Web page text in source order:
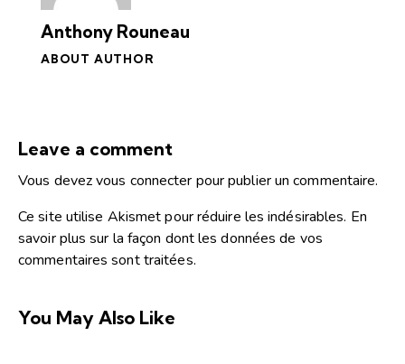
Anthony Rouneau
ABOUT AUTHOR
Leave a comment
Vous devezvous connecter pour publier un commentaire.
Ce site utilise Akismet pour réduire les indésirables. En
savoir plus sur la façon dont les données de vos
commentaires sont traitées.
You May Also Like